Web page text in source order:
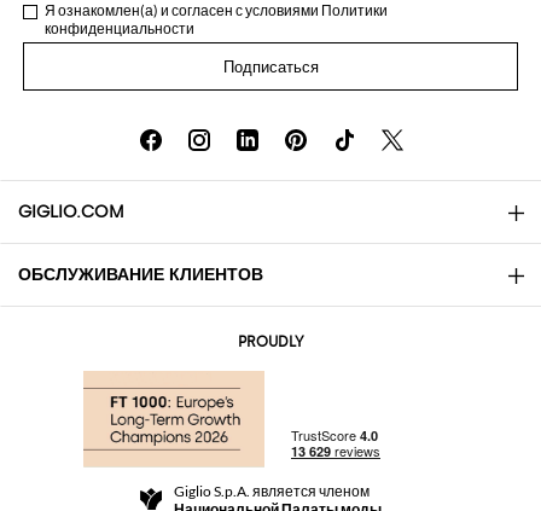
Я ознакомлен(а) и согласен с условиями Политики
конфиденциальности
Подписаться
GIGLIO.COM
About
Community Store
ОБСЛУЖИВАНИЕ КЛИЕНТОВ
Правила и условия продажи
PROUDLY
Giglio S.p.A. является членом